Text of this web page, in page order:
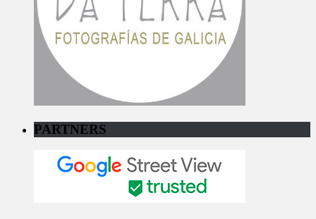
PARTNERS